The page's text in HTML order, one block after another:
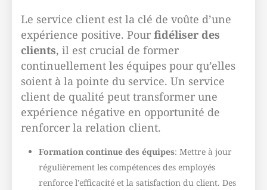
Le service client est la clé de voûte d’une
expérience positive. Pour fidéliser des
clients, il est crucial de former
continuellement les équipes pour qu’elles
soient à la pointe du service. Un service
client de qualité peut transformer une
expérience négative en opportunité de
renforcer la relation client.
Formation continue des équipes: Mettre à jour
régulièrement les compétences des employés
renforce l’efficacité et la satisfaction du client. Des